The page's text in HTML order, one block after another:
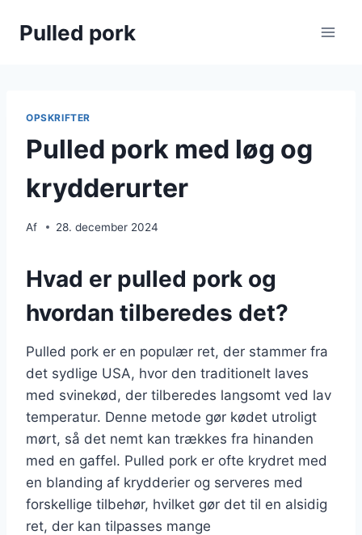
Pulled pork
OPSKRIFTER
Pulled pork med løg og
krydderurter
Af 28. december 2024
Hvad er pulled pork og
hvordan tilberedes det?
Pulled pork er en populær ret, der stammer fra
det sydlige USA, hvor den traditionelt laves
med svinekød, der tilberedes langsomt ved lav
temperatur. Denne metode gør kødet utroligt
mørt, så det nemt kan trækkes fra hinanden
med en gaffel. Pulled pork er ofte krydret med
en blanding af krydderier og serveres med
forskellige tilbehør, hvilket gør det til en alsidig
ret, der kan tilpasses mange